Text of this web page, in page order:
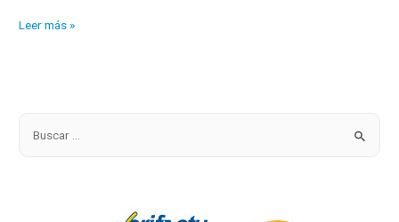
Su
Leer más »